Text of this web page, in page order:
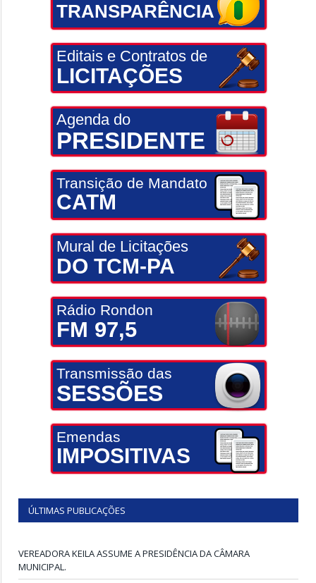
TRANSPARÊNCIA
Editais e Contratos de
LICITAÇÕES
Agenda do
PRESIDENTE
Transição de Mandato
CATM
Mural de Licitações
DO TCM-PA
Rádio Rondon
FM 97,5
Transmissão das
SESSÕES
Emendas
IMPOSITIVAS
ÚLTIMAS PUBLICAÇÕES
VEREADORA KEILA ASSUME A PRESIDÊNCIA DA CÂMARA
MUNICIPAL.